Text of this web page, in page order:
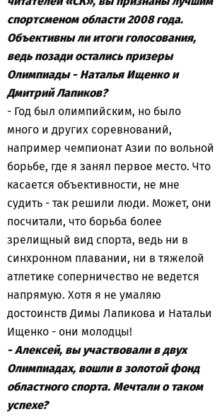
спортсменом области 2008 года.
Объективны ли итоги голосования,
ведь позади остались призеры
Олимпиады - Наталья Ищенко и
Дмитрий Лапиков?
- Год был олимпийским, но было
много и других соревнований,
например чемпионат Азии по вольной
борьбе, где я занял первое место. Что
касается объективности, не мне
судить - так решили люди. Может, они
посчитали, что борьба более
зрелищный вид спорта, ведь ни в
синхронном плавании, ни в тяжелой
атлетике соперничество не ведется
напрямую. Хотя я не умаляю
достоинств Димы Лапикова и Натальи
Ищенко - они молодцы!
- Алексей, вы участвовали в двух
Олимпиадах, вошли в золотой фонд
областного спорта. Мечтали о таком
успехе?